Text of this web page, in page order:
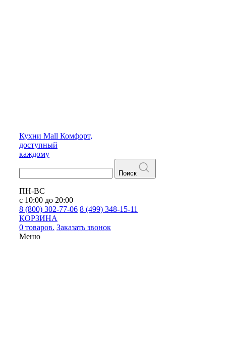
Кухни Mall Комфорт,
доступный
каждому
Поиск
ПН-ВС
с 10:00 до 20:00
8 (800) 302-77-06 8 (499) 348-15-11
КОРЗИНА
0 товаров. Заказать звонок
Меню